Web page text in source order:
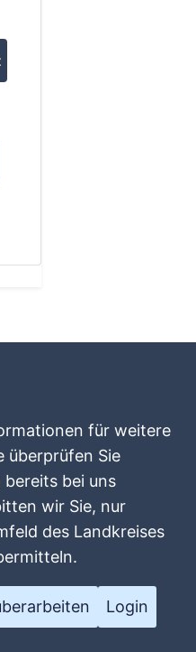
für weitere
überprüfen Sie
bei uns
wir Sie, nur
des Landkreises
Login